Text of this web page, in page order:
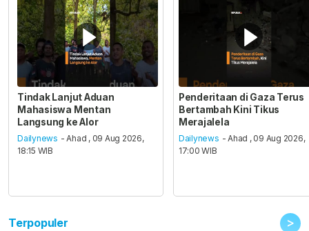
Tindak Lanjut Aduan
Mahasiswa Mentan
Langsung ke Alor
Dailynews - Ahad , 09 Aug 2026,
18:15 WIB
Penderitaan di Gaza Terus
Bertambah Kini Tikus
Merajalela
Dailynews - Ahad , 09 Aug 2026,
17:00 WIB
Terpopuler >